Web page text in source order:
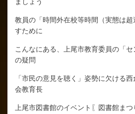
教員の「時間外在校等時間（実態は
すために
こんなにある、上尾市教育委員の「
の疑問
「市民の意見を聴く」姿勢に欠ける
会教育長
上尾市図書館のイベント〖図書館ま